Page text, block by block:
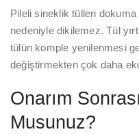
Pileli sineklik tülleri dokuma
nedeniyle dikilemez. Tül
tülün komple yenilenmesi
değiştirmekten çok daha
Onarım
Musunuz?